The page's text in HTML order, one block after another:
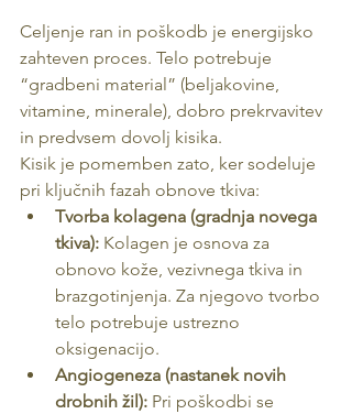
Celjenje ran in poškodb je energijsko
zahteven proces. Telo potrebuje
“gradbeni material” (beljakovine,
vitamine, minerale), dobro prekrvavitev
in predvsem dovolj kisika.
Kisik je pomemben zato, ker sodeluje
pri ključnih fazah obnove tkiva:
Tvorba kolagena (gradnja novega
tkiva): Kolagen je osnova za
obnovo kože, vezivnega tkiva in
brazgotinjenja. Za njegovo tvorbo
telo potrebuje ustrezno
oksigenacijo.
Angiogeneza (nastanek novih
drobnih žil): Pri poškodbi se